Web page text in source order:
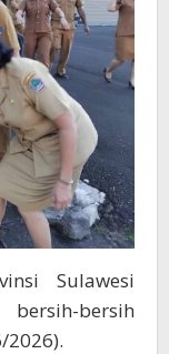
Sulawesi
bersih
2026).